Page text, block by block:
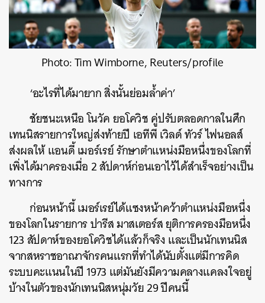
Photo: Tim Wimborne, Reuters/profile
‘อะไรที่ได้มายาก สิ่งนั้นย่อมล้ำค่า’
ชัยชนะเหนือ โนวัค ยอโควิช คู่ปรับตลอดกาลในศึก
เทนนิสรายการใหญ่ส่งท้ายปี เอทีพี เวิลด์ ทัวร์ ไฟนอลส์
ส่งผลให้ แอนดี้ เมอร์เรย์ รักษาตำแหน่งมือหนึ่งของโลกที่
เพิ่งได้มาครองเมื่อ 2 สัปดาห์ก่อนเอาไว้ได้สำเร็จอย่างเป็น
ทางการ
ก่อนหน้านี้ เมอร์เรย์ได้แซงหน้าคว้าตำแหน่งมือหนึ่ง
ของโลกในรายการ ปารีส มาสเตอร์ส ยุติการครองมือหนึ่ง
123 สัปดาห์ของยอโควิชได้แล้วก็จริง และเป็นนักเทนนิส
จากสหราชอาณาจักรคนแรกที่ทำได้นับตั้งแต่มีการคิด
ระบบคะแนนในปี 1973 แต่มันยังมีความคลางแคลงใจอยู่
บ้างในตัวของนักเทนนิสหนุ่มวัย 29 ปีคนนี้